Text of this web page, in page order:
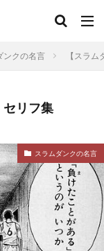
ンクの名言 【スラ
セリフ集
スラムダンクの名言